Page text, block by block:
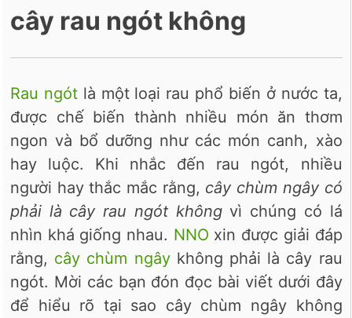
cây rau ngót không
Rau ngótlà một loại rau phổ biến ở nước ta,
được chế biến thành nhiều món ăn thơm
ngon và bổ dưỡng như các món canh, xào
hay luộc. Khi nhắc đến rau ngót, nhiều
người hay thắc mắc rằng, cây chùm ngây có
phải là cây rau ngót khôngvì chúng có lá
nhìn khá giống nhau. NNO xin được giải đáp
rằng, cây chùm ngâykhông phải là cây rau
ngót. Mời các bạn đón đọc bài viết dưới đây
để hiểu rõ tại sao cây chùm ngây không